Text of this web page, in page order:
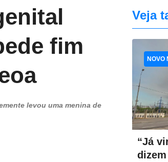
fim
levou uma menina de
Veja
“Já
NOVO